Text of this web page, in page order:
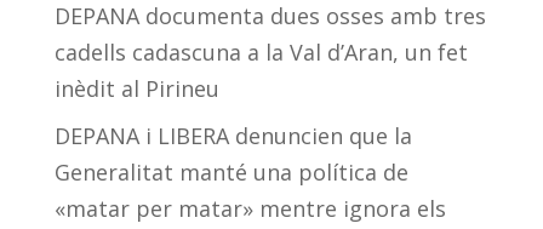
DEPANA documenta dues osses amb tres
cadells cadascuna a la Val d’Aran, un fet
inèdit al Pirineu
DEPANA i LIBERA denuncien que la
Generalitat manté una política de
«matar per matar» mentre ignora els